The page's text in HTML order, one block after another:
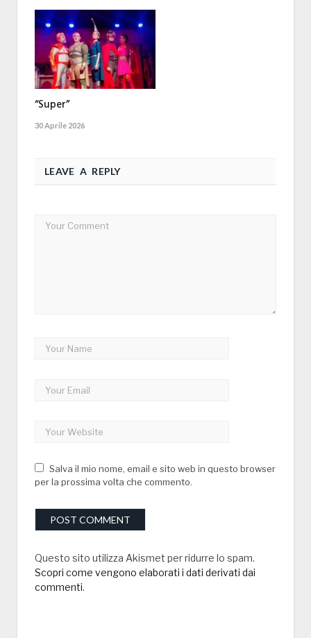
“Super”
30 Aprile 2026
LEAVE A REPLY
Salva il mio nome, email e sito web in questo browser
per la prossima volta che commento.
Questo sito utilizza Akismet per ridurre lo spam.
Scopri come vengono elaborati i dati derivati dai
commenti.